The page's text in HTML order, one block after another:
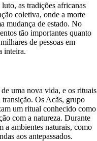
as tradições africanas
coletiva, onde a morte
mudança de estado. No
tão importantes quanto
de pessoas em
inteira.
uma nova vida, e os rituais
transição. Os Acãs, grupo
um ritual conhecido como
com a natureza. Durante
a ambientes naturais, como
aos antepassados.